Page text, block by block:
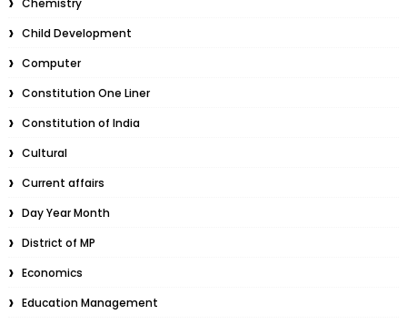
Chemistry
Child Development
Computer
Constitution One Liner
Constitution of India
Cultural
Current affairs
Day Year Month
District of MP
Economics
Education Management